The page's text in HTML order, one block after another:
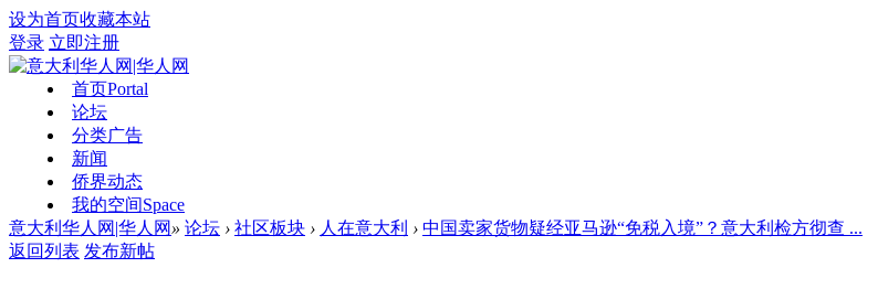
设为首页收藏本站
登录 立即注册
首页Portal
论坛
分类广告
新闻
侨界动态
我的空间Space
意大利华人网|华人网 » 论坛 › 社区板块 › 人在意大利 › 中国卖家货物疑经亚马逊“免税入境”？意大利检方彻查 ...
返回列表 发布新帖